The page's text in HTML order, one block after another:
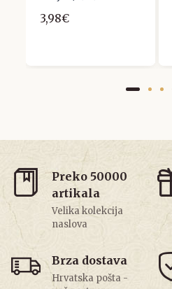
3,98€
Preko 50000
artikala
Velika kolekcija
naslova
Brza dostava
Hrvatska pošta -